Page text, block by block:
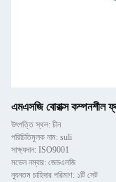
এমএসজি বোরাক্স কম্পনশীল
উৎপত্তি স্থল: চীন
পরিচিতিমুলক নাম: suli
সাক্ষ্যদান: ISO9001
মডেল নম্বার: জেডএলজি
ন্যূনতম চাহিদার পরিমাণ: ১টি সেট